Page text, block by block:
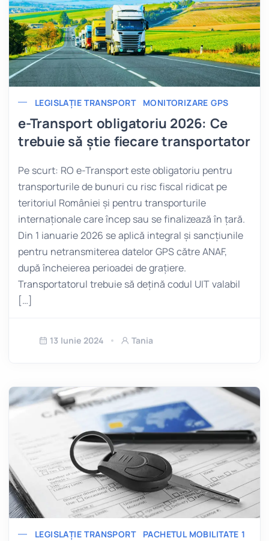
LEGISLAȚIE TRANSPORT MONITORIZARE GPS
e-Transport obligatoriu 2026: Ce
trebuie să știe fiecare transportator
Pe scurt: RO e-Transport este obligatoriu pentru
transporturile de bunuri cu risc fiscal ridicat pe
teritoriul României și pentru transporturile
internaționale care încep sau se finalizează în țară.
Din 1 ianuarie 2026 se aplică integral și sancțiunile
pentru netransmiterea datelor GPS către ANAF,
după încheierea perioadei de grațiere.
Transportatorul trebuie să dețină codul UIT valabil
[…]
13 Iunie 2024 Tania
LEGISLAȚIE TRANSPORT PACHETUL MOBILITATE 1